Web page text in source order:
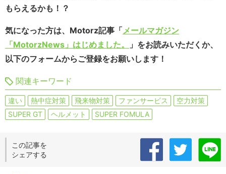
もらえるかも！？
気になった方は、Motorz記事「メールマガジン
「MotorzNews」はじめました。
」をお読みいただくか、
以下のフォームからご登録をお願いします！
関連キーワード
違い 熱中症対策 飛来物対策 ファンサービス
空力対策
SUPER GT
ヘルメット SUPER FOMULA
この記事を
シェアする